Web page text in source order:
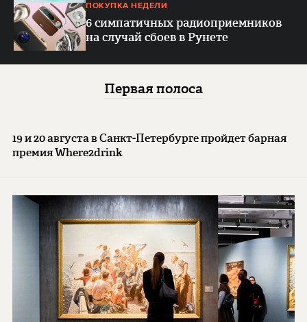
ПОКУПКА НЕДЕЛИ
6 симпатичных радиоприемников
на случай сбоев в Рунете
Первая полоса
19 и 20 августа в Санкт-Петербурге пройдет барная
премия Where2drink